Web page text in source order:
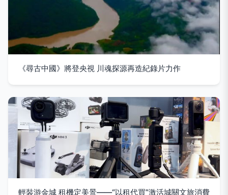
《尋古中國》將登央視 川魂探源再造紀錄片力作
輕裝游金城 租機定美景——“以租代買”激活城關文旅消費